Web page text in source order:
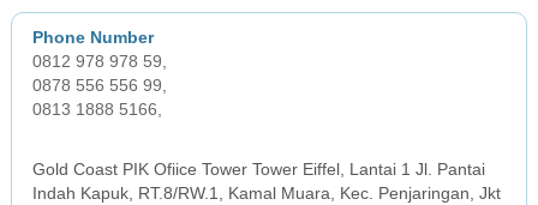
0812 978 978 59,
0878 556 556 99,
0813 1888 5166,
Gold Coast PIK Ofiice Tower Tower Eiffel, Lantai 1 Jl. Pantai
Indah Kapuk, RT.8/RW.1, Kamal Muara, Kec. Penjaringan, Jkt